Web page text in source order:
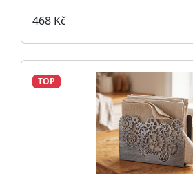
468 Kč
TOP